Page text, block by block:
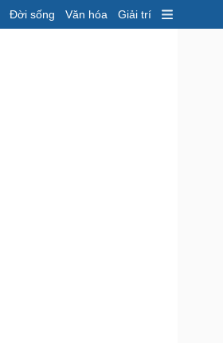
Đời sống Văn hóa Giải trí